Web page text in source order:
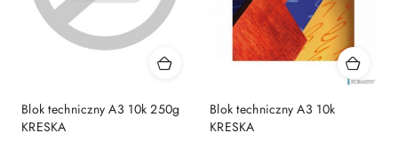
Blok techniczny A3 10k 250g
KRESKA
Blok techniczny A3 10k
KRESKA